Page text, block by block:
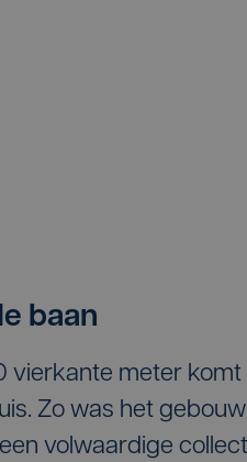
baan
vierkante meter
Zo was het
volwaardige